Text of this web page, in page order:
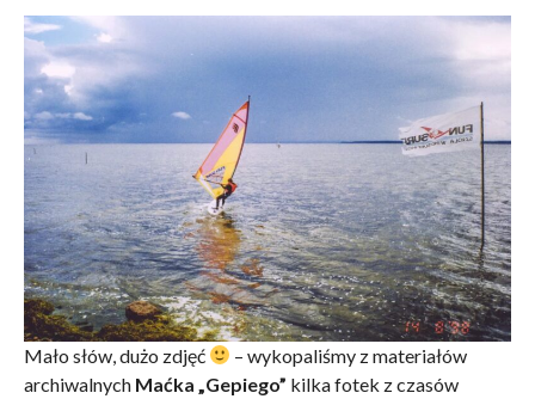
Mało słów, dużo zdjęć
– wykopaliśmy z materiałów
archiwalnych Maćka „Gepiego” kilka fotek z czasów